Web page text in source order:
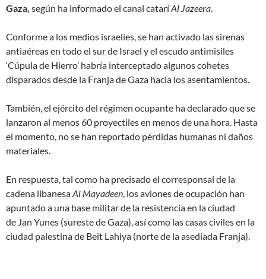
Gaza, según ha informado el canal cataríAl Jazeera.
Conforme a los medios israelíes, se han activado las sirenas
antiaéreas en todo el sur de Israel y el escudo antimisiles
‘Cúpula de Hierro’ habría interceptado algunos cohetes
disparados desde la Franja de Gaza hacia los asentamientos.
También, el ejército del régimen ocupante ha declarado que se
lanzaron al menos 60 proyectiles en menos de una hora. Hasta
el momento, no se han reportado pérdidas humanas ni daños
materiales.
En respuesta, tal como ha precisado el corresponsal de la
cadena libanesaAl Mayadeen, los aviones de ocupación han
apuntado a una base militar de la resistencia en la ciudad
de Jan Yunes (sureste de Gaza), así como las casas civiles en la
ciudad palestina de Beit Lahiya (norte de la asediada Franja).